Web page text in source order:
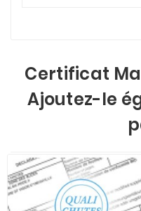
Certificat
Ajoutez-le